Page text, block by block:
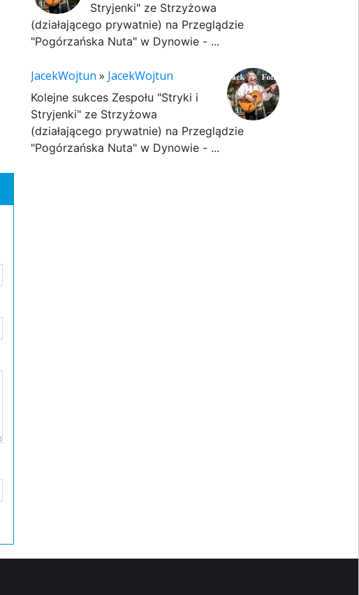
Stryjenki" ze Strzyżowa
(działającego prywatnie) na Przeglądzie
"Pogórzańska Nuta" w Dynowie - ...
JacekWojtun » JacekWojtun
Kolejne sukces Zespołu "Stryki i
Stryjenki" ze Strzyżowa
(działającego prywatnie) na Przeglądzie
"Pogórzańska Nuta" w Dynowie - ...